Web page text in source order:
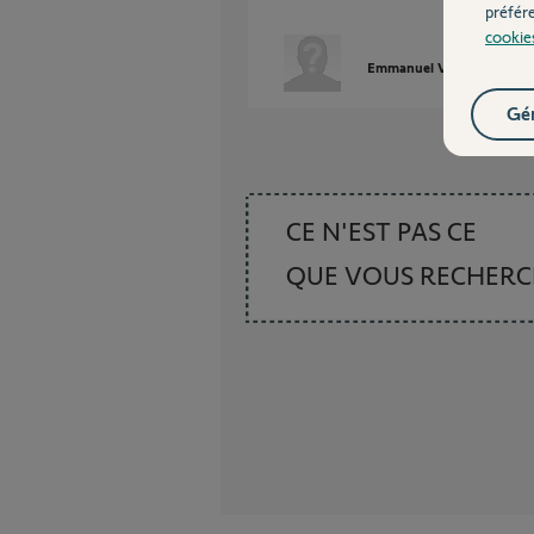
Emmanuel V.
CE N'EST PAS CE
QUE VOUS